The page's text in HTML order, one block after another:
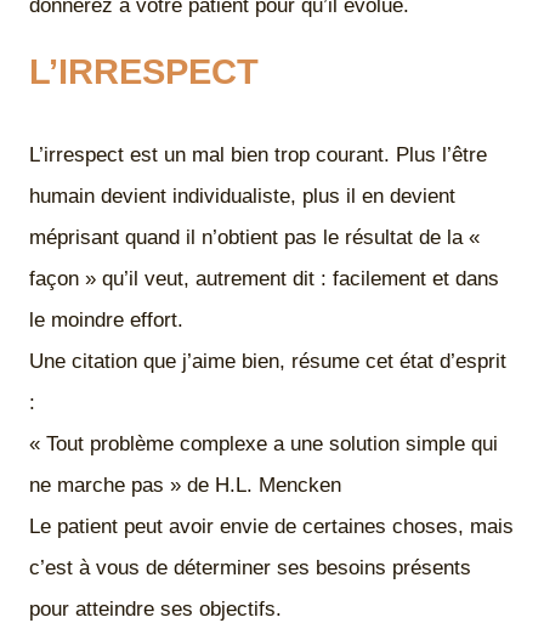
donnerez à votre patient pour qu’il évolue.
L’IRRESPECT
L’irrespect est un mal bien trop courant. Plus l’être
humain devient individualiste, plus il en devient
méprisant quand il n’obtient pas le résultat de la «
façon » qu’il veut, autrement dit : facilement et dans
le moindre effort.
Une citation que j’aime bien, résume cet état d’esprit
:
« Tout problème complexe a une solution simple qui
ne marche pas » de H.L. Mencken
Le patient peut avoir envie de certaines choses, mais
c’est à vous de déterminer ses besoins présents
pour atteindre ses objectifs.